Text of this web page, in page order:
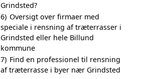
Grindsted?
6) Oversigt over firmaer med
speciale i rensning af træterrasser i
Grindsted eller hele Billund
kommune
7) Find en professionel til rensning
af træterrasse i byer nær Grindsted